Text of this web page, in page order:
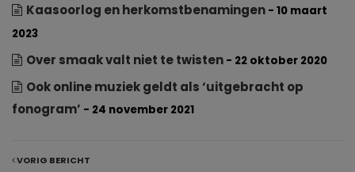
Kaasoorlog en herkomstbenamingen - 10 maart
2023
Over smaak valt niet te twisten - 22 oktober 2020
Ook online muziek geldt als ‘uitgebracht op
fonogram’ - 24 november 2021
VORIG BERICHT